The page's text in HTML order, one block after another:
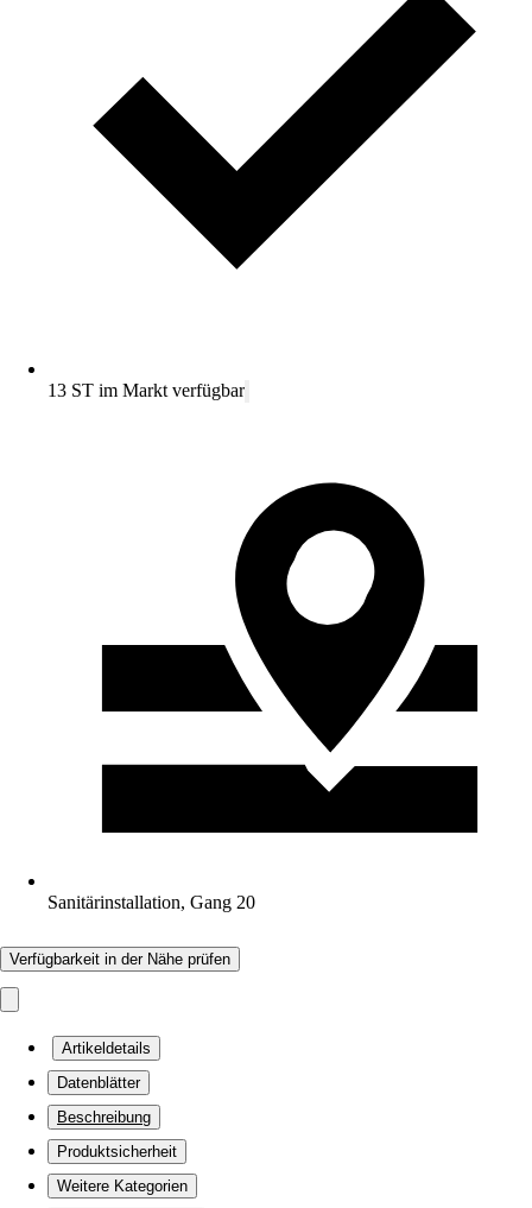
13 ST im Markt verfügbar
Sanitärinstallation, Gang 20
Verfügbarkeit in der Nähe prüfen
Artikeldetails
Datenblätter
Beschreibung
Produktsicherheit
Weitere Kategorien